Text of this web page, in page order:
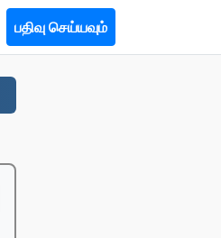
பதிவு செய்யவும்